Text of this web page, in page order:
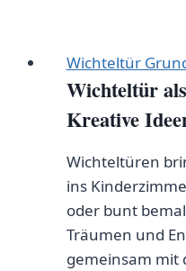
Wichteltür
Wichteltür
Kreative
Wichteltüren
ins
oder bunt
Träumen und
gemeinsam mit